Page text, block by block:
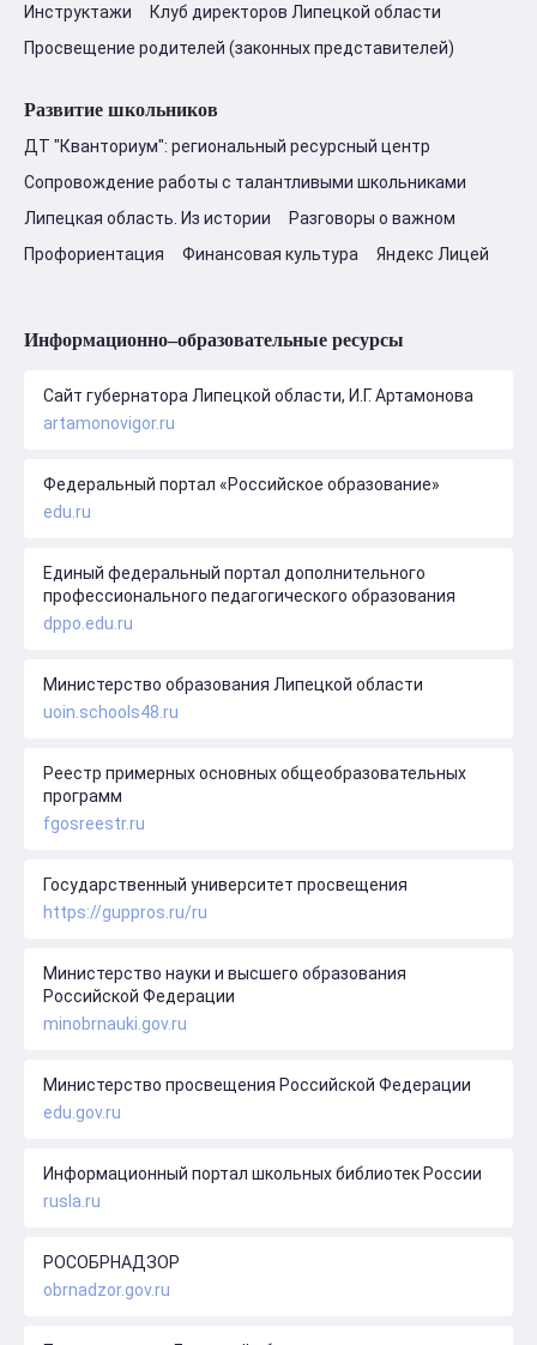
Инструктажи
Клуб директоров Липецкой области
Просвещение родителей (законных представителей)
Развитие школьников
ДТ "Кванториум": региональный ресурсный центр
Сопровождение работы с талантливыми школьниками
Липецкая область. Из истории
Разговоры о важном
Профориентация
Финансовая культура Яндекс Лицей
Информационно–образовательные ресурсы
Сайт губернатора Липецкой области, И.Г. Артамонова
artamonovigor.ru
Федеральный портал «Российское образование»
edu.ru
Единый федеральный портал дополнительного
профессионального педагогического образования
dppo.edu.ru
Министерство образования Липецкой области
uoin.schools48.ru
Реестр примерных основных общеобразовательных
программ
fgosreestr.ru
Государственный университет просвещения
https://guppros.ru/ru
Министерство науки и высшего образования
Российской Федерации
minobrnauki.gov.ru
Министерство просвещения Российской Федерации
edu.gov.ru
Информационный портал школьных библиотек России
rusla.ru
РОСОБРНАДЗОР
obrnadzor.gov.ru